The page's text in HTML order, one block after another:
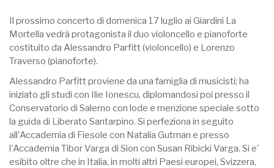
Il prossimo concerto di domenica 17 luglio ai Giardini La
Mortella vedrà protagonista il duo violoncello e pianoforte
costituito da Alessandro Parfitt (violoncello) e Lorenzo
Traverso (pianoforte).
Alessandro Parfitt proviene da una famiglia di musicisti; ha
iniziato gli studi con Ilie Ionescu, diplomandosi poi presso il
Conservatorio di Salerno con lode e menzione speciale sotto
la guida di Liberato Santarpino. Si perfeziona in seguito
all'Accademia di Fiesole con Natalia Gutman e presso
l'Accademia Tibor Varga di Sion con Susan Ribicki Varga. Si e'
esibito oltre che in Italia, in molti altri Paesi europei, Svizzera,